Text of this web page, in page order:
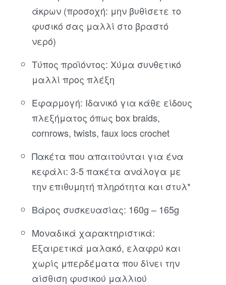
άκρων (προσοχή: μην βυθίσετε το
φυσικό σας μαλλί στο βραστό
νερό)
Τύπος προϊόντος: Χύμα συνθετικό
μαλλί προς πλέξη
Εφαρμογή: Ιδανικό για κάθε είδους
πλεξήματος όπως box braids,
cornrows, twists, faux locs crochet
Πακέτα που απαιτούνται για ένα
κεφάλι: 3-5 πακέτα ανάλογα με
την επιθυμητή πληρότητα και στυλ*
Βάρος συσκευασίας: 160g – 165g
Μοναδικά χαρακτηριστικά:
Εξαιρετικά μαλακό, ελαφρύ και
χωρίς μπερδέματα που δίνει την
αίσθιση φυσικού μαλλιού